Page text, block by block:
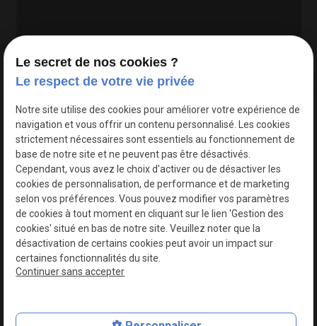
Google Maps Search API est désactivé.
Le secret de nos cookies ?
Le respect de votre vie privée
Notre site utilise des cookies pour améliorer votre expérience de
navigation et vous offrir un contenu personnalisé. Les cookies
strictement nécessaires sont essentiels au fonctionnement de
base de notre site et ne peuvent pas être désactivés.
Cependant, vous avez le choix d'activer ou de désactiver les
cookies de personnalisation, de performance et de marketing
selon vos préférences. Vous pouvez modifier vos paramètres
de cookies à tout moment en cliquant sur le lien 'Gestion des
cookies' situé en bas de notre site. Veuillez noter que la
désactivation de certains cookies peut avoir un impact sur
certaines fonctionnalités du site.
Continuer sans accepter